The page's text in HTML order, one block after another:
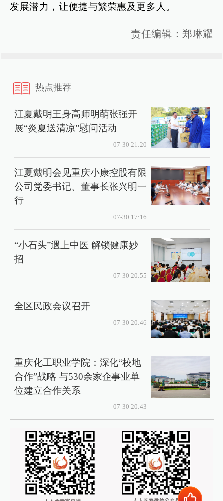
发展潜力，让便捷与繁荣惠及更多人。
责任编辑：郑琳耀
热点推荐
江夏戴明王身高师明萌张强开
展“炎夏送清凉”慰问活动
07-30 21:20
江夏戴明会见重庆小康控股有限
公司党委书记、董事长张兴明一
行
07-30 17:16
“小石头”遇上中医 解锁健康妙
招
07-30 20:55
全区民政会议召开
07-30 20:46
重庆化工职业学院：深化“校地
合作”战略 与530余家企事业单
位建立合作关系
07-30 20:43